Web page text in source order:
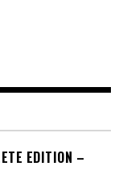
EDITION –